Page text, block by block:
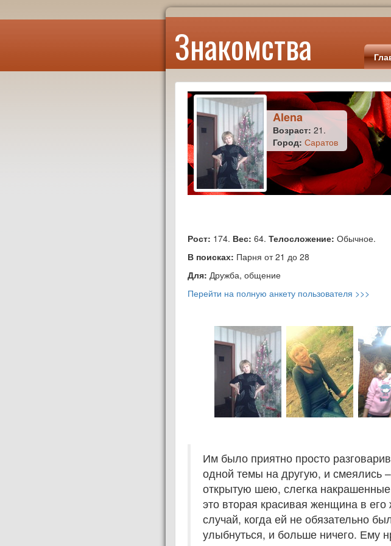
Знакомства
Alena
Возраст: 21.
Город: Саратов
Рост: 174. Вес: 64. Телосложение: Обычное.
В поисках: Парня от 21 до 28
Для: Дружба, общение
Перейти на полную анкету пользователя >>>
Им было приятно просто
одной темы на другую, и смеялись
открытую шею, слегка
это вторая красивая женщина в
случай, когда ей не обязательно
улыбнуться, и больше ничего. Ему